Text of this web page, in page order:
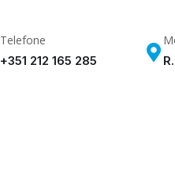
Telefone
+351 212 165 285